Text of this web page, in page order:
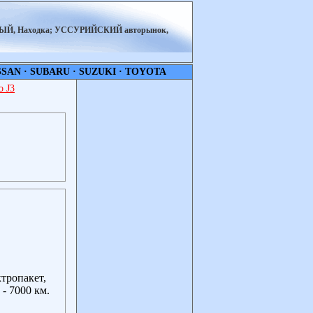
Находка; УССУРИЙСКИЙ авторынок,
· SUBARU· SUZUKI· TOYOTA
J3
7000 км.